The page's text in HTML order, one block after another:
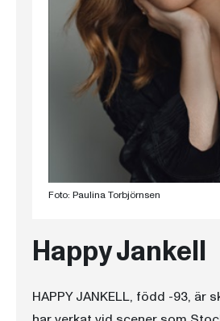
Foto: Paulina Torbjörnsen
Happy Jankell
HAPPY JANKELL, född -93, är